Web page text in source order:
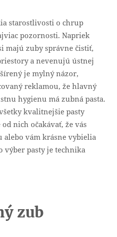
starostlivosti o chrup
pozornosti. Napriek
majú zuby správne čistiť,
a nevenujú ústnej
je mylný názor,
reklamou, že hlavný
hygienu má zubná pasta.
kvalitnejšie pasty
nich očakávať, že vás
alebo vám krásne vybielia
výber pasty je technika
zub